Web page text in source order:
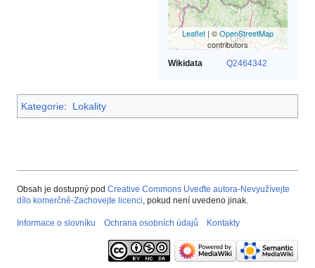
Leaflet | ©OpenStreetMap
contributors
Wikidata Q2464342
Kategorie: Lokality
Obsah je dostupný pod Creative Commons Uveďte autora-Nevyužívejte
dílo komerčně-Zachovejte licenci, pokud není uvedeno jinak.
Informace o slovníku Ochrana osobních údajů Kontakty